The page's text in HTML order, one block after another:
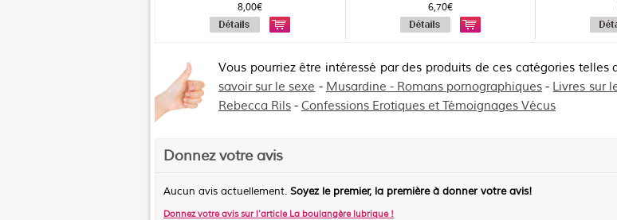
8,00€
6,70€
Vous pourriez être intéressé par des produits de ces catégories telles
savoir sur le sexe - Musardine - Romans pornographiques - Livres sur
Rebecca Rils - Confessions Erotiques et Témoignages Vécus
Donnez votre avis
Aucun avis actuellement. Soyez le premier, la première à donner votre avis!
Donnez votre avis sur l'article La boulangère lubrique!